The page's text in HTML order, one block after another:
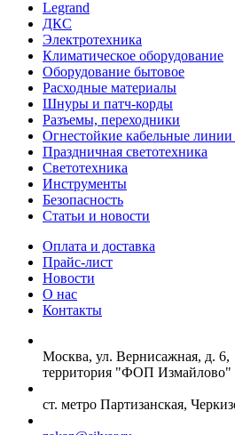
Legrand
ДКС
Электротехника
Климатическое оборудование
Оборудование бытовое
Расходные материалы
Шнуры и патч-корды
Разъемы, переходники
Огнестойкие кабельные
Праздничная светотехника
Светотехника
Инструменты
Безопасность
Статьи и новости
Оплата и доставка
Прайс-лист
Новости
О нас
Контакты
Москва, ул. Вернисажная, д. 6,
территория "ФОП Измайлово"
ст. метро Партизанская,